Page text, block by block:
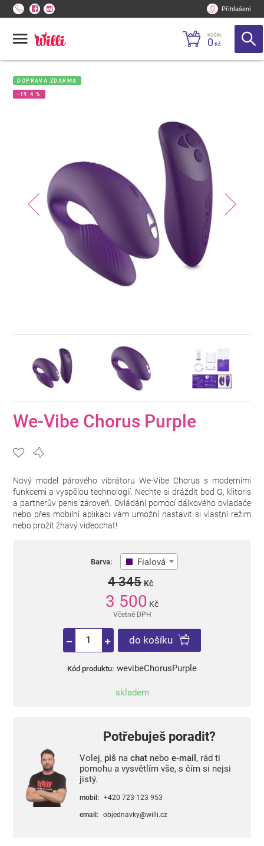
Přihlašení
KOŠÍK:
0 Kč
DOPRAVA ZDARMA
-19.4 %
We-Vibe Chorus Purple
Nový model párového vibrátoru We-Vibe Chorus s moderními
funkcemi a vyspělou technologií. Nechte si dráždit bod G, klitoris
a partnerův penis zároveň. Ovládání pomocí dálkového ovladače
nebo přes mobilní aplikaci vám umožní nastavit si vlastní režim
nebo prožít žhavý videochat!
Barva: Fialová
4 345 Kč
3 500 Kč
Včetně DPH
do košíku
Kód produktu: wevibeChorusPurple
skladem
Potřebuješ poradit?
Volej, piš na chatnebo e-mail , rád ti
pomohu a vysvětlím vše, s čím si nejsi
jistý.
mobil: +420 723 123 953
email: objednavky@willi.cz